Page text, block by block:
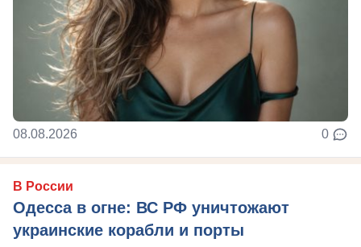
08.08.2026 0
В России
Одесса в огне: ВС РФ уничтожают
украинские корабли и порты